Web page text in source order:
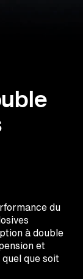
du
à double
et
que soit